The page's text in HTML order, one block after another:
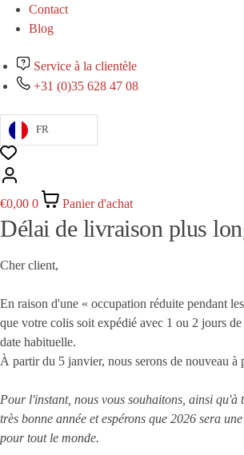
Contact
Blog
Service à la clientèle
+31 (0)35 628 47 08
FR
€0,00 0 Panier d'achat
Délai de livraison plus
Cher client,
En raison d'une « occupation réduite pendant
que votre colis soit expédié avec 1 ou 2 jours
date habituelle.
À partir du 5 janvier, nous serons de nouveau à
Pour l'instant, nous vous souhaitons, ainsi qu'à
très bonne année et espérons que 2026 sera
pour tout le monde.